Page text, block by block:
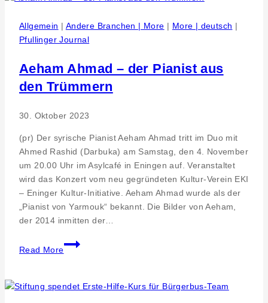
Allgemein | Andere Branchen | More | More | deutsch |
Pfullinger Journal
Aeham Ahmad – der Pianist aus
den Trümmern
30. Oktober 2023
(pr) Der syrische Pianist Aeham Ahmad tritt im Duo mit
Ahmed Rashid (Darbuka) am Samstag, den 4. November
um 20.00 Uhr im Asylcafé in Eningen auf. Veranstaltet
wird das Konzert vom neu gegründeten Kultur-Verein EKI
– Eninger Kultur-Initiative. Aeham Ahmad wurde als der
„Pianist von Yarmouk“ bekannt. Die Bilder von Aeham,
der 2014 inmitten der…
Read More
Aeham
Ahmad
der